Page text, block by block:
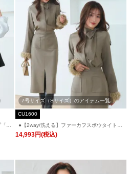
S
7号サイズ（Sサイズ）のアイテム一覧
CU1600
●【2way/洗える】ファーカフスボウタイトッ
プス＆ナロースカート「CU1600」
14,993円(税込)